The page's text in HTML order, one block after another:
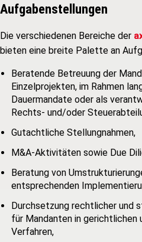
Aufgabenstellungen
Die verschiedenen Bereiche der
bieten eine breite Palette an
Beratende Betreuung der
Einzelprojekten, im Rahmen
Dauermandate oder als
Rechts- und/oder
Gutachtliche Stellungnahmen,
M&A-Aktivitäten sowie Due
Beratung von
entsprechenden
Durchsetzung rechtlicher und
für Mandanten in gerichtlichen
Verfahren,